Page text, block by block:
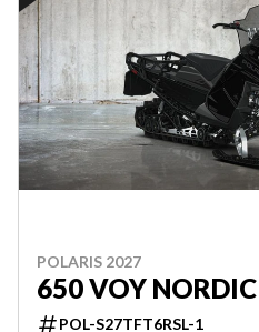
POLARIS 2027
650 VOY
POL-S27TFT6RSL-1